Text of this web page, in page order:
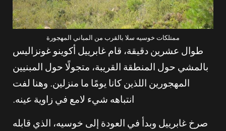
ممتلكات خوسيه سلا بالقرب من المباني المهجورة
طوال عشرين دقيقة، قام غابرييل أكوينو غونزاليس
بالمشي حول المنطقة القريبة، متجولًا حول المبنيين
المهجورين اللذين كانا يومًا ما منزلين. وهنا لفت
انتباهه شيء لامع في زاوية عينه.
صرخ غابرييل وبدأ في العودة إلى خوسيه، الذي قابله